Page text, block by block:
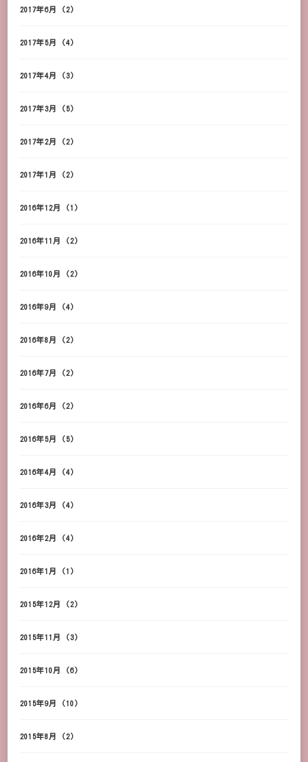
2017年6月 (2)
2017年5月 (4)
2017年4月 (3)
2017年3月 (5)
2017年2月 (2)
2017年1月 (2)
2016年12月 (1)
2016年11月 (2)
2016年10月 (2)
2016年9月 (4)
2016年8月 (2)
2016年7月 (2)
2016年6月 (2)
2016年5月 (5)
2016年4月 (4)
2016年3月 (4)
2016年2月 (4)
2016年1月 (1)
2015年12月 (2)
2015年11月 (3)
2015年10月 (6)
2015年9月 (10)
2015年8月 (2)